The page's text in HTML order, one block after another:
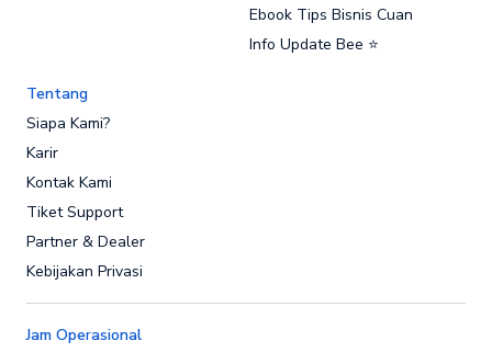
Ebook Tips Bisnis Cuan
Info Update Bee ⭐
Tentang
Siapa Kami?
Karir
Kontak Kami
Tiket Support
Partner & Dealer
Kebijakan Privasi
Jam Operasional